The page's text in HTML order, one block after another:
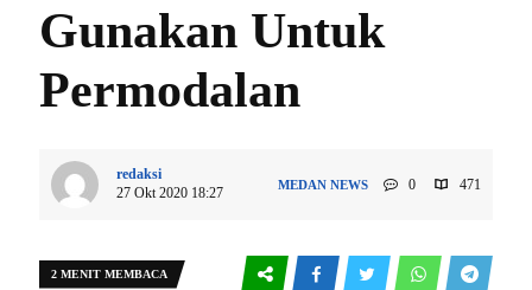
Gunakan Untuk
Permodalan
redaksi
27 Okt 2020 18:27
MEDAN NEWS 0 471
2 MENIT MEMBACA